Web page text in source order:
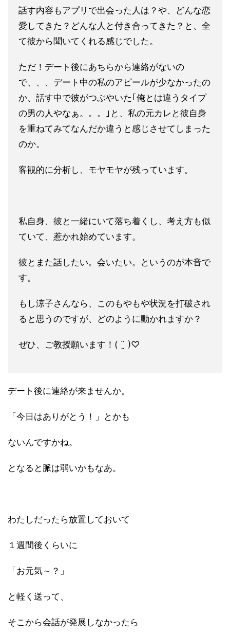
話す内容もアプリで出会った人は？や、 どんな恋
愛してきた？どんな人と付き合ってきた？と、全
て彼から 聞いてくれる感じでした。
ただ！デート後にあちらから連絡がないの
で、、、デート中の私のアピールが少なかったの
か、話す中で彼がつぶやいた｢俺とは違うタイプ
の男の人やなぁ。。。｣と、私の元カレと彼自身
を重ねてみてなんだか違うと感じさせてしまった
のか。
客観的に分析し、モヤモヤが残っています。
私自身、彼と一緒にいて落ち着くし、考え方も似
ていて、惹かれ始めています。
彼とまた話したい。会いたい。というのが本音で
す。
もし涼子さんなら、このもやもや状況を打破され
ると思うのですが、どのように動かれますか？
ぜひ、ご教授願います！( ¨̮ )♡
デート後に連絡が来ませんか。
「今日はありがとう！」とかも
ないんですかね。
となると脈は弱いかもなあ。
わたしだったら放置しておいて
１週間後くらいに
「お元気～？」
と軽く送って、
そこから会話が発展しなかったら